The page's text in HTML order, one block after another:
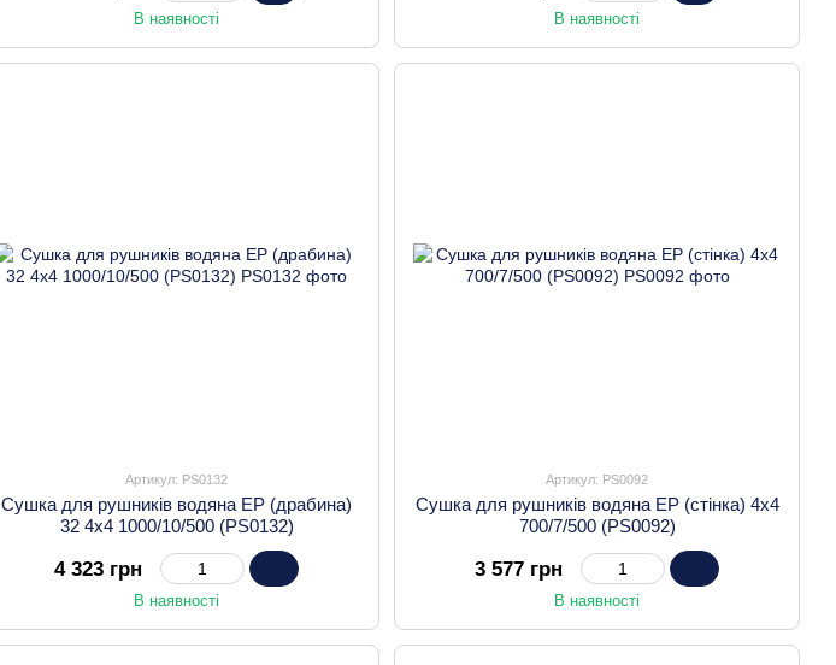
В наявності В наявності
Артикул: PS0132
Сушка для рушників водяна EP (драбина)
32 4х4 1000/10/500 (PS0132)
4 323 грн
В наявності
Артикул: PS0092
Сушка для рушників водяна EP (стінка) 4х4
700/7/500 (PS0092)
3 577 грн
В наявності